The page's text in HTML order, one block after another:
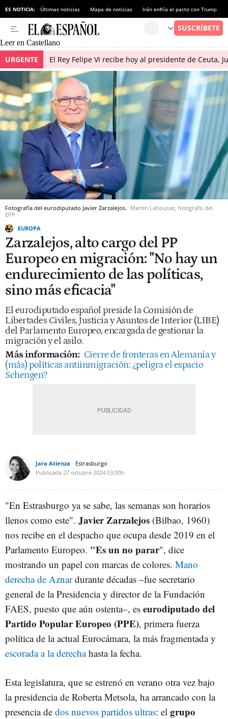
ES NOTICIA: Últimas noticias Mapa de noticias Irán enfría el pacto con Trump
Leer en Castellano
URGENTE El Rey Felipe VI recibe hoy al presidente de Ceuta,
Fotografía del eurodiputado Javier Zarzalejos. Martin Lahousse, fotógrafo del
EPP
EUROPA
Zarzalejos, alto cargo del PP
Europeo en migración: "No hay un
endurecimiento de las políticas,
sino más eficacia"
El eurodiputado español preside la Comisión de
Libertades Civiles, Justicia y Asuntos de Interior (LIBE)
del Parlamento Europeo, encargada de gestionar la
migración y el asilo.
Más información: Cierre de fronteras en Alemania y
(más) políticas antiinmigración: ¿peligra el espacio
Schengen?
Jara Atienza
Estrasburgo
Publicada 27 octubre 2024 03:00h
"En Estrasburgo ya se sabe, las semanas son horarios
llenos como este". Javier Zarzalejos (Bilbao, 1960)
nos recibe en el despacho que ocupa desde 2019 en el
Parlamento Europeo. "Es un no parar", dice
mostrando un papel con marcas de colores. Mano
derecha de Aznardurante décadas –fue secretario
general de la Presidencia y director de la Fundación
FAES, puesto que aún ostenta–, es eurodiputado del
Partido Popular Europeo (PPE), primera fuerza
política de la actual Eurocámara, la más fragmentada y
escorada a la derechahasta la fecha.
Esta legislatura, que se estrenó en verano otra vez bajo
la presidencia de Roberta Metsola, ha arrancado con la
presencia de dos nuevos partidos ultras: el grupo